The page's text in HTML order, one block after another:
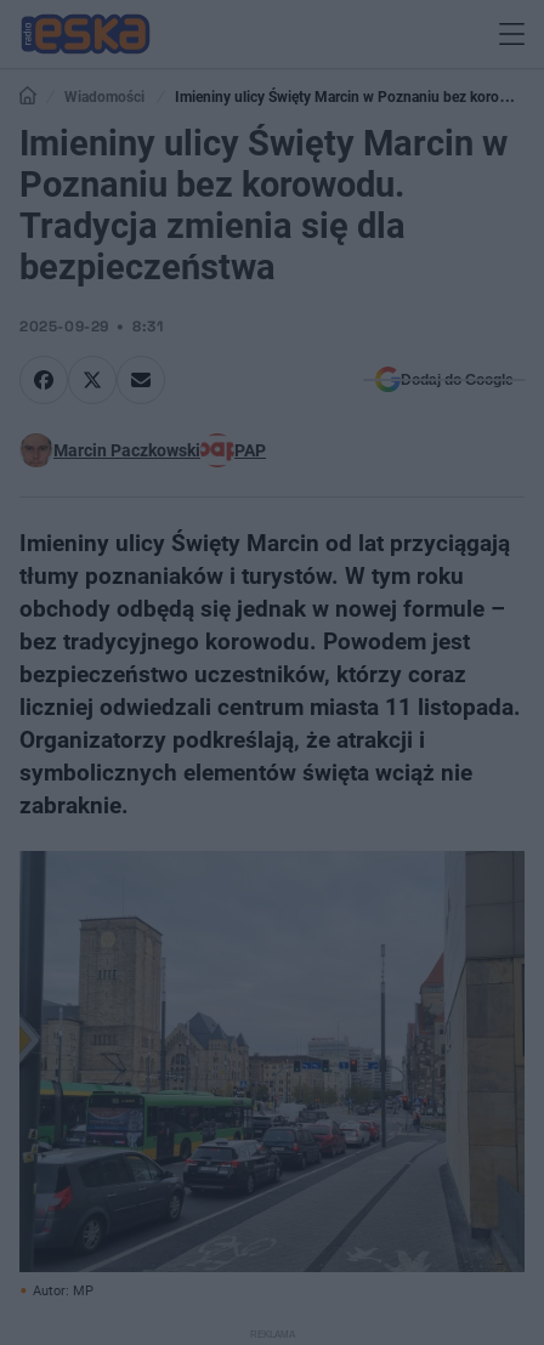
Wiadomości
Imieniny ulicy Święty Marcin w Poznaniu bez korowodu.
Tradycja zmienia się dla bezpieczeństwa
Imieniny ulicy Święty Marcin w
Poznaniu bez korowodu.
Tradycja zmienia się dla
bezpieczeństwa
2025-09-29 8:31
Dodaj do Google
Marcin Paczkowski PAP
Imieniny ulicy Święty Marcin od lat przyciągają
tłumy poznaniaków i turystów. W tym roku
obchody odbędą się jednak w nowej formule –
bez tradycyjnego korowodu. Powodem jest
bezpieczeństwo uczestników, którzy coraz
liczniej odwiedzali centrum miasta 11 listopada.
Organizatorzy podkreślają, że atrakcji i
symbolicznych elementów święta wciąż nie
zabraknie.
Autor: MP